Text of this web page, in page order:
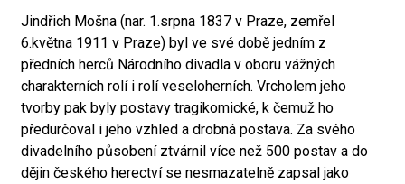
Jindřich Mošna (nar. 1.srpna 1837 v Praze, zemřel
6.května 1911 v Praze) byl ve své době jedním z
předních herců Národního divadla v oboru vážných
charakterních rolí i rolí veseloherních. Vrcholem jeho
tvorby pak byly postavy tragikomické, k čemuž ho
předurčoval i jeho vzhled a drobná postava. Za svého
divadelního působení ztvárnil více než 500 postav a do
dějin českého herectví se nesmazatelně zapsal jako